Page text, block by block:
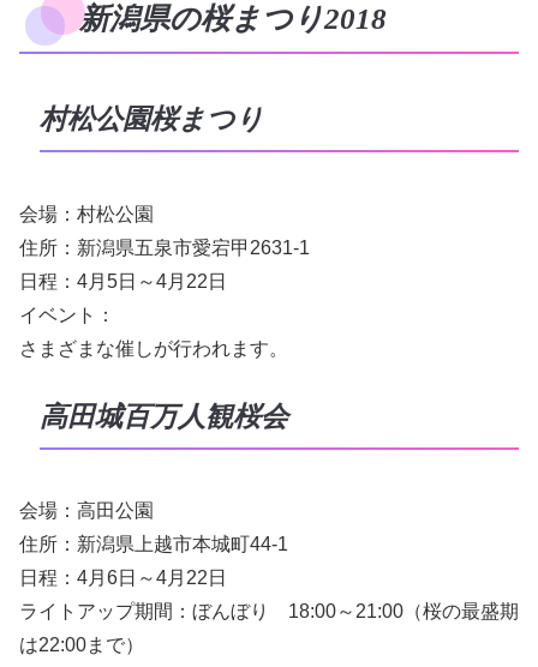
新潟県の桜まつり2018
村松公園桜まつり
会場：村松公園
住所：新潟県五泉市愛宕甲2631-1
日程：4月5日～4月22日
イベント：
さまざまな催しが行われます。
高田城百万人観桜会
会場：高田公園
住所：新潟県上越市本城町44-1
日程：4月6日～4月22日
ライトアップ期間：ぼんぼり 18:00～21:00（桜の最盛期
は22:00まで）